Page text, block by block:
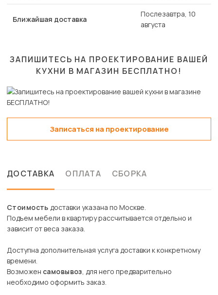
Ближайшая доставка
Послезавтра, 10
августа
ЗАПИШИТЕСЬ НА ПРОЕКТИРОВАНИЕ ВАШЕЙ
КУХНИ В МАГАЗИН БЕСПЛАТНО!
Записаться на проектирование
ДОСТАВКА ОПЛАТА СБОРКА
Стоимость доставки указана по Москве.
Подъем мебели в квартиру рассчитывается отдельно и
зависит от веса заказа.
Доступна дополнительная услуга доставки к конкретному
времени.
Возможен самовывоз, для него предварительно
необходимо оформить заказ.